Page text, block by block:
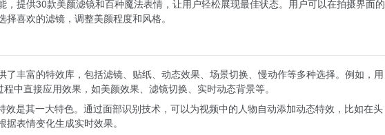
，提供30款美颜滤镜和百种魔法表情，让用户轻松展现最佳状态。用户可以在拍摄界面的
喜欢的滤镜，调整美颜程度和风格。
了丰富的特效库，包括滤镜、贴纸、动态效果、场景切换、慢动作等多种选择。例如，用
程中直接应用效果，如美颜效果、滤镜切换、实时动态背景等。
效是其一大特色。通过面部识别技术，可以为视频中的人物自动添加动态特效，比如在头
表情变化生成实时效果。